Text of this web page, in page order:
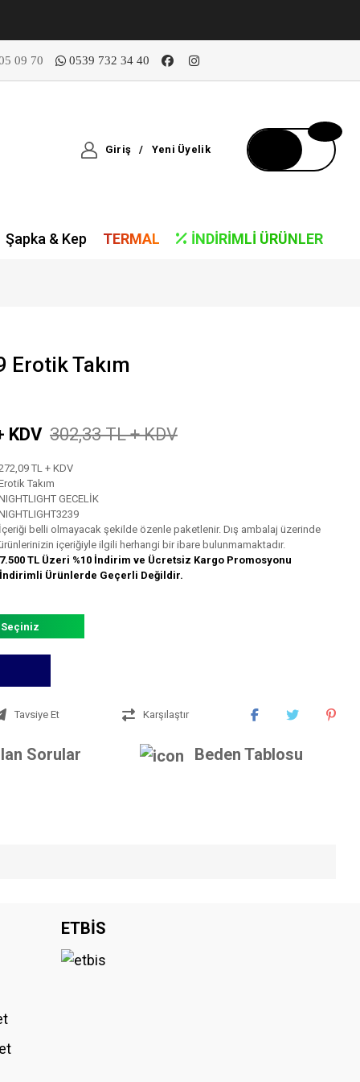
09 70 0539 732 34 40
Giriş / Yeni Üyelik
Şapka & Kep TERMAL İNDIRIMLI ÜRÜNLER
Erotik Takım
KDV 302,33 TL + KDV
TL + KDV
Takım
GECELİK
belli olmayacak şekilde özenle paketlenir. Dış ambalaj üzerinde
içeriğiyle ilgili herhangi bir ibare bulunmamaktadır.
7.500 TL Üzeri %10 İndirim ve Ücretsiz Kargo Promosyonu
İndirimli Ürünlerde Geçerli Değildir.
Seçiniz
Tavsiye Et Karşılaştır
Sorular Beden Tablosu
ETBİS